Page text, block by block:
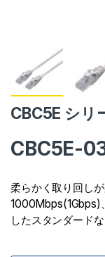
CBC5E シリ
CBC5E-
柔らかく取り回し
1000Mbps(1Gbps)
したスタンダード